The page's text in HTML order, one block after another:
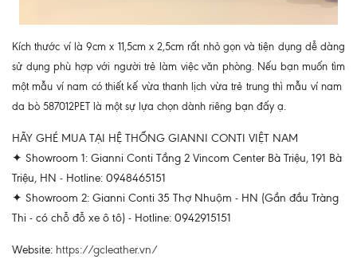
Kích thước ví là 9cm x 11,5cm x 2,5cm rất nhỏ gọn và tiện dụng dễ dàng
sử dụng phù hợp với người trẻ làm việc văn phòng. Nếu bạn muốn tìm
một mẫu ví nam có thiết kế vừa thanh lịch vừa trẻ trung thì mẫu ví nam
da bò 587012PET là một sự lựa chọn dành riêng bạn đấy ạ.
HÃY GHÉ MUA TẠI HỆ THỐNG GIANNI CONTI VIỆT NAM
✦ Showroom 1: Gianni Conti Tầng 2 Vincom Center Bà Triệu, 191 Bà
Triệu, HN - Hotline: 0948465151
✦ Showroom 2: Gianni Conti 35 Thợ Nhuộm - HN (Gần đầu Tràng
Thi - có chỗ đỗ xe ô tô) - Hotline: 0942915151
Website: https://gcleather.vn/